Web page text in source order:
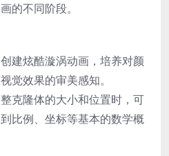
的不同阶段。
建炫酷漩涡动画，培养对颜
觉效果的审美感知。
克隆体的大小和位置时，可
比例、坐标等基本的数学概